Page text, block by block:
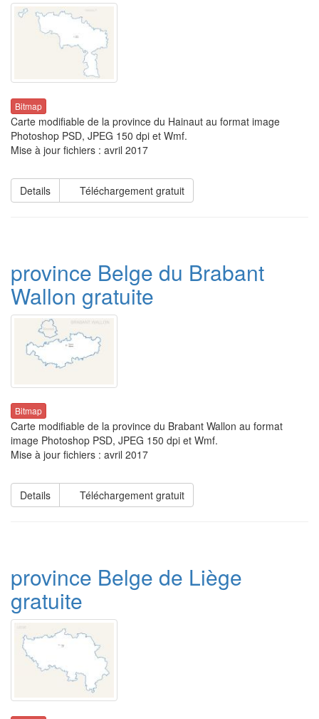
Bitmap
Carte modifiable de la province du Hainaut au format image
Photoshop PSD, JPEG 150 dpi et Wmf.
Mise à jour fichiers : avril 2017
Details Téléchargement gratuit
province Belge du Brabant
Wallon gratuite
Bitmap
Carte modifiable de la province du Brabant Wallon au format
image Photoshop PSD, JPEG 150 dpi et Wmf.
Mise à jour fichiers : avril 2017
Details Téléchargement gratuit
province Belge de Liège
gratuite